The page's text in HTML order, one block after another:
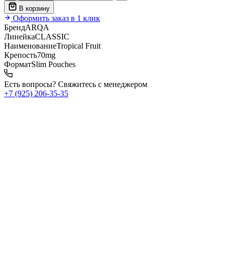
В корзину
Оформить заказ в 1 клик
БрендARQA
ЛинейкаCLASSIC
НаименованиеTropical Fruit
Крепость70mg
ФорматSlim Pouches
Есть вопросы? Свяжитесь с менеджером
+7 (925) 206‑35‑35